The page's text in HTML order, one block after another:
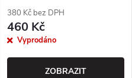
380 Kč bez DPH
460 Kč
Vyprodáno
ZOBRAZIT